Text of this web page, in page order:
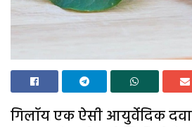
गिलॉय एक ऐसी आयुर्वेदिक